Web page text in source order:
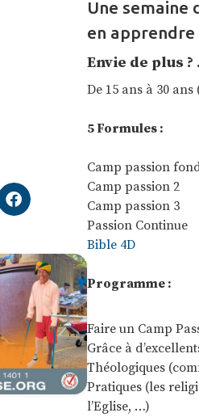
Une
en apprendre
Envie de plus
De 15 ans à 30
5 Formules :
Camp passion
Camp passion 2
Camp passion 3
Passion Continue
Bible 4D
Programme :
Faire un Camp
Grâce à
Théologiques
Pratiques (les
l’Eglise, …)